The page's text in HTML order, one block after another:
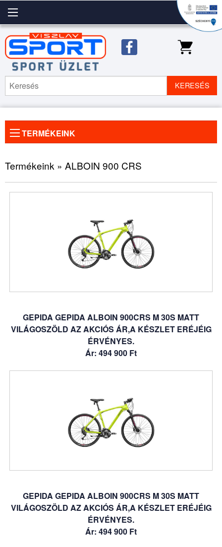
KERESÉS
TERMÉKEINK
kép
Termékeink » ALBOIN 900 CRS
GEPIDA GEPIDA ALBOIN 900CRS M 30S MATT
VILÁGOSZÖLD AZ AKCIÓS ÁR,A KÉSZLET ERÉJÉIG
ÉRVÉNYES.
Ár: 494 900 Ft
GEPIDA GEPIDA ALBOIN 900CRS M 30S MATT
VILÁGOSZÖLD AZ AKCIÓS ÁR,A KÉSZLET ERÉJÉIG
ÉRVÉNYES.
Ár: 494 900 Ft